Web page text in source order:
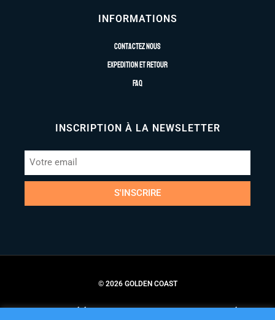
INFORMATIONS
Contactez nous
Expedition et retour
FAQ
INSCRIPTION À LA NEWSLETTER
S'INSCRIRE
© 2026 GOLDEN COAST